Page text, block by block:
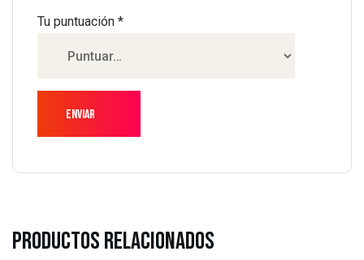
Tu puntuación *
Productos Relacionados